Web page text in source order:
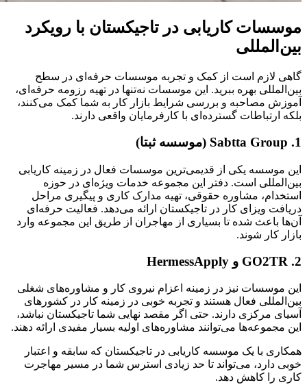
موسسات کاریابی در تاجیکستان با رویکرد
بین‌المللی
گاهی لازم است از کمک و تجربه موسسات حرفه‌ای در سطح
بین‌المللی بهره ببرید. این موسسات نه‌تنها در تهیه رزومه حرفه‌ای،
آموزش مصاحبه و بررسی شرایط بازار کار به شما کمک می‌کنند،
بلکه ارتباطات گسترده‌ای با کارفرمایان واقعی دارند.
1. Sabtta Group (موسسه ثبتا)
این موسسه یکی از قدیمی‌ترین موسسات فعال در زمینه کاریابی
بین‌المللی است. دفتر این مجموعه خدمات ویژه‌ای در حوزه
استخدام، مشاوره حقوقی، تهیه مدارک کاری و پیگیری مراحل
دریافت ویزای کار در تاجیکستان ارائه می‌دهد. فعالیت حرفه‌ای
آن‌ها باعث شده تا بسیاری از مهاجران از طریق این مجموعه وارد
بازار کار شوند.
2. GO2TR و HermessApply
این موسسات نیز در زمینه اعزام نیروی کار و مشاوره‌های شغلی
بین‌المللی فعال هستند و تجربه خوبی در زمینه کار در کشورهای
آسیای مرکزی دارند. حتی اگر مقصد نهایی شما تاجیکستان نباشد،
این مجموعه‌ها می‌توانند مشاوره‌های اولیه بسیار مفیدی ارائه دهند.
همکاری با یک موسسه کاریابی در تاجیکستان که سابقه و اعتبار
خوبی دارد، می‌تواند تا حد زیادی استرس شما در مسیر مهاجرت
کاری را کاهش دهد.